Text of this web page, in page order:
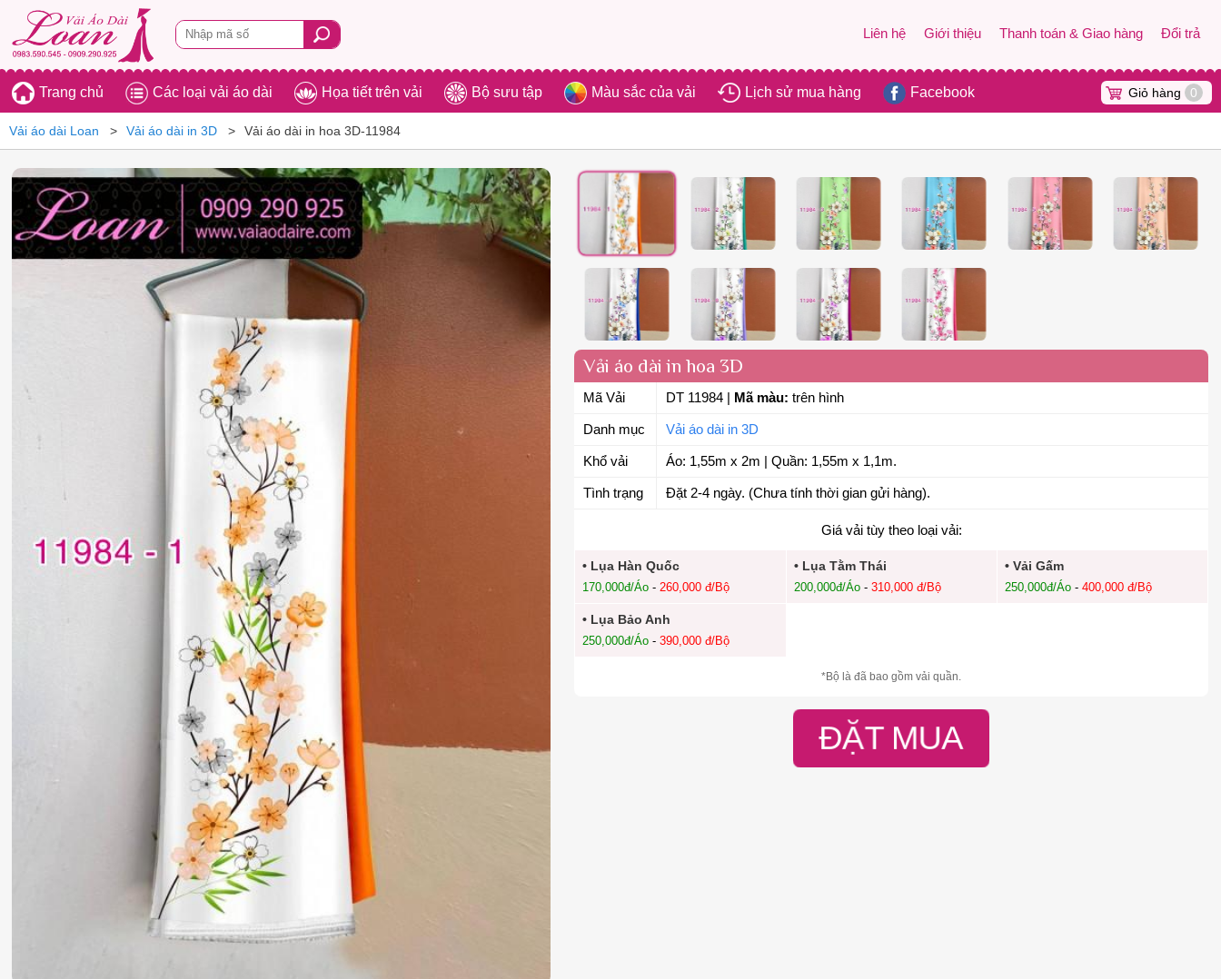
Liên hệ Giới thiệu Thanh toán & Giao hàng Đổi trả
Trang chủ Các loại vải áo dài Họa tiết trên vải Bộ sưu tập Màu sắc của vải Lịch sử mua hàng Facebook Giỏ hàng 0
Vải áo dài Loan Vải áo dài in 3D Vải áo dài in hoa 3D-11984
Vải áo dài in hoa 3D
Mã Vải DT 11984 Mã màu: trên hình
Danh mục Vải áo dài in 3D
Khổ vải Áo: 1,55m x 2m | Quần: 1,55m x 1,1m.
Tình trạng Đặt 2-4 ngày. (Chưa tính thời gian gửi hàng).
Giá vải tùy theo loại vải:
• Lụa Hàn Quốc
170,000đ/Áo -260,000 đ/Bộ
• Lụa Tằm Thái
200,000đ/Áo- 310,000 đ/Bộ
• Vải Gấm
250,000đ/Áo -400,000 đ/Bộ
• Lụa Bảo Anh
250,000đ/Áo -390,000 đ/Bộ
*Bộ là đã bao gồm vải quần.
ĐẶT MUA